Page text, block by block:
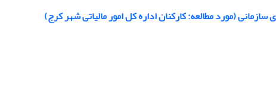
(مورد مطالعه: کارکنان اداره کل امور مالیاتی شهر کرج)